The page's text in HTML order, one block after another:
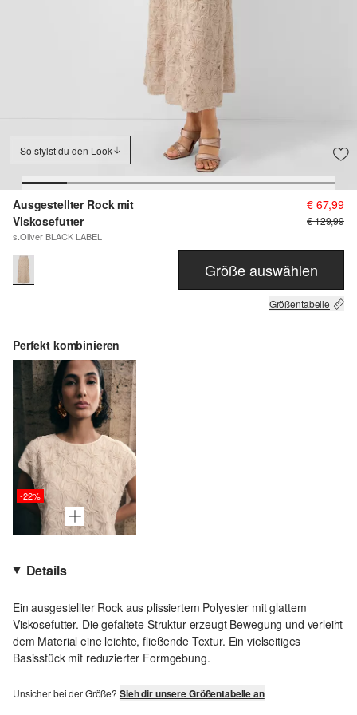
So stylst du den Look
Ausgestellter Rock mit
Viskosefutter
s.Oliver BLACK LABEL
€ 67,99
€ 129,99
Größe auswählen
Größentabelle
Perfekt kombinieren
-22%
Details
Ein ausgestellter Rock aus plissiertem Polyester mit glattem
Viskosefutter. Die gefaltete Struktur erzeugt Bewegung und verleiht
dem Material eine leichte, fließende Textur. Ein vielseitiges
Basisstück mit reduzierter Formgebung.
Unsicher bei der Größe? Sieh dir unsere Größentabelle an